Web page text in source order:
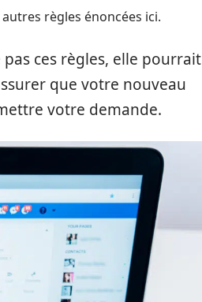
règles énoncées ici.
ces règles, elle pourrait
que votre nouveau
votre demande.